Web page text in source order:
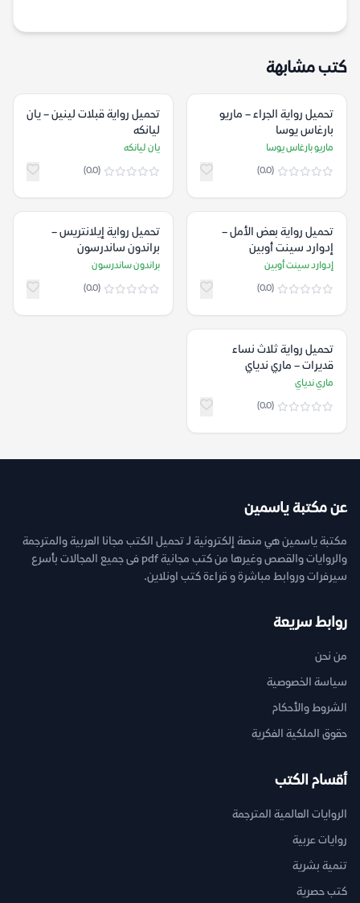
كتب مشابهة
تحميل رواية الجراء – ماريو
بارغاس يوسا
ماريو بارغاس يوسا
(0.0)
تحميل رواية قبلات لينين – يان
ليانكه
يان ليانكه
(0.0)
تحميل رواية بعض الأمل –
إدوارد سينت أوبين
إدوارد سينت أوبين
(0.0)
تحميل رواية إيلانتريس –
براندون ساندرسون
براندون ساندرسون
(0.0)
تحميل رواية ثلاث نساء
قديرات – ماري ندياي
ماري ندياي
(0.0)
عن مكتبة ياسمين
مكتبة ياسمين هي منصة إلكترونية لـ تحميل الكتب مجانا العربية والمترجمة
والروايات والقصص وغيرها من كتب مجانية pdf فى جميع المجالات بأسرع
سيرفرات وروابط مباشرة و قراءة كتب اونلاين.
روابط سريعة
من نحن
سياسة الخصوصية
الشروط والأحكام
حقوق الملكية الفكرية
أقسام الكتب
الروايات العالمية المترجمة
روايات عربية
تنمية بشرية
كتب حصرية